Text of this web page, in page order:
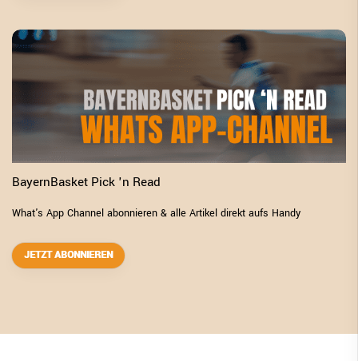
BayernBasket Pick 'n Read
What's App Channel abonnieren & alle Artikel direkt aufs Handy
JETZT ABONNIEREN